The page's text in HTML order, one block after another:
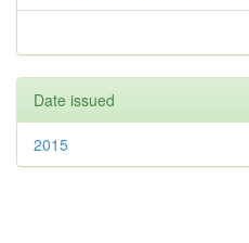
Date issued
2015